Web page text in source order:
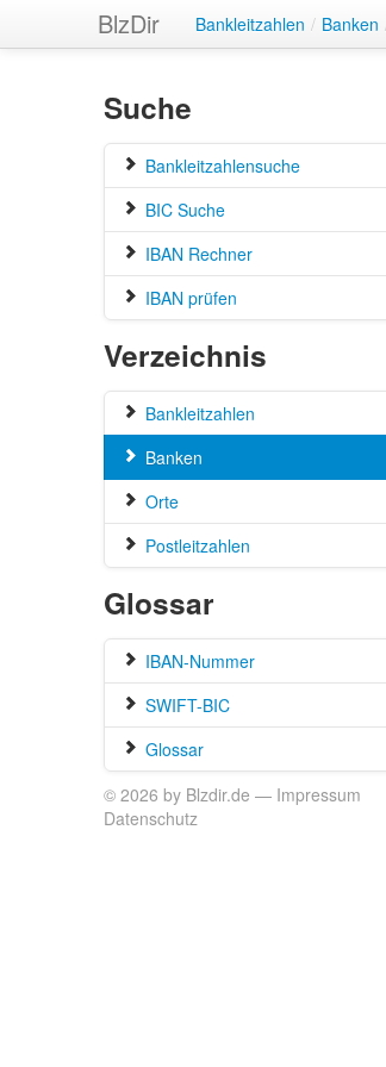
BlzDir Bankleitzahlen / Banken
Suche
Bankleitzahlensuche
BIC Suche
IBAN Rechner
IBAN prüfen
Verzeichnis
Bankleitzahlen
Banken
Orte
Postleitzahlen
Glossar
IBAN-Nummer
SWIFT-BIC
Glossar
© 2026 by Blzdir.de — Impressum
Datenschutz